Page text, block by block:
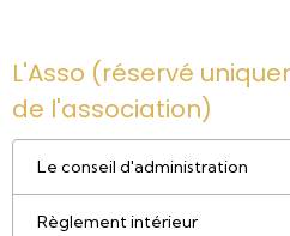
L'Asso (réservé
de l'association)
Le conseil d'administration
Règlement intérieur